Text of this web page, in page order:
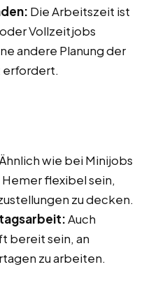
Die Arbeitszeit ist
Vollzeitjobs
andere Planung der
erfordert.
Ähnlich wie bei Minijobs
flexibel sein,
zu decken.
Auch
bereit sein, an
zu arbeiten.